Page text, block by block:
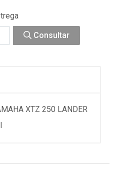
Consultar
XTZ 250 LANDER